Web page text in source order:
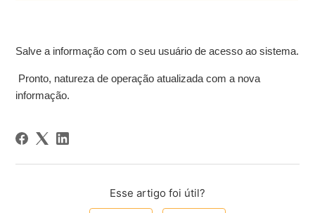
Salve a informação com o seu usuário de acesso ao sistema.
Pronto, natureza de operação atualizada com a nova
informação.
Esse artigo foi útil?